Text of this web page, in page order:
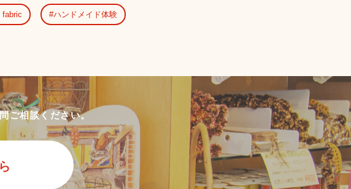
fabric ハンドメイド体験
ご相談ください。